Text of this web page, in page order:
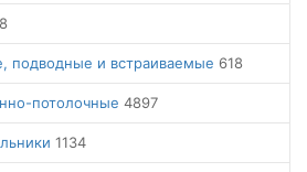
подводные и встраиваемые 618
потолочные 4897
1134